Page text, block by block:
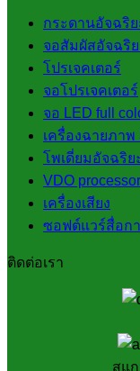
กระดานอัจฉริย
จอสัมผัสอัจฉริย
โปรเจคเตอร์
จอโปรเจคเตอร์
จอ LED full
เครื่องฉายภาพ
โพเดี่ยมอัจฉริย
VDO processor
เครื่องเสียง
ซอฟต์แวร์สื่อก
ติดต่อเรา
สแ